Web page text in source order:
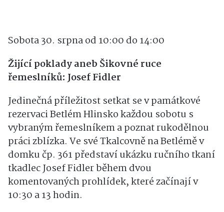
Sobota 30. srpna od 10:00 do 14:00
Žijící poklady aneb Šikovné ruce
řemeslníků: Josef Fidler
Jedinečná příležitost setkat se v památkové
rezervaci Betlém Hlinsko každou sobotu s
vybraným řemeslníkem a poznat rukodělnou
práci zblízka. Ve své Tkalcovně na Betlémě v
domku čp. 361 představí ukázku ručního tkaní
tkadlec Josef Fidler během dvou
komentovaných prohlídek, které začínají v